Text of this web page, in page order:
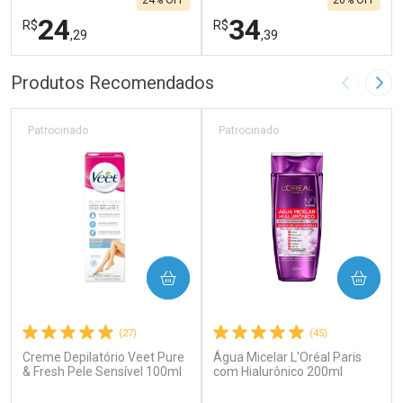
R$24,29
FECHAR
Laboratório
Ativar Desconto
FECHAR
Por Menos
R$34,39
Laboratório
Ativar Desconto
Por Menos
Produtos Recomendados Imagem
(27)
Creme Depilatório Veet Pure
& Fresh Pele Sensível 100ml
Patrocinado
COMPRAR
(45)
Água Micelar L'Oréal Paris
com Hialurônico 200ml
Patrocinado
COMPRAR